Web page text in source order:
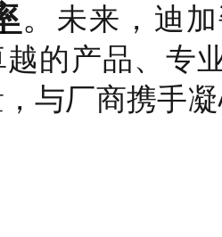
。 未来，迪
的产品、专
与厂商携手